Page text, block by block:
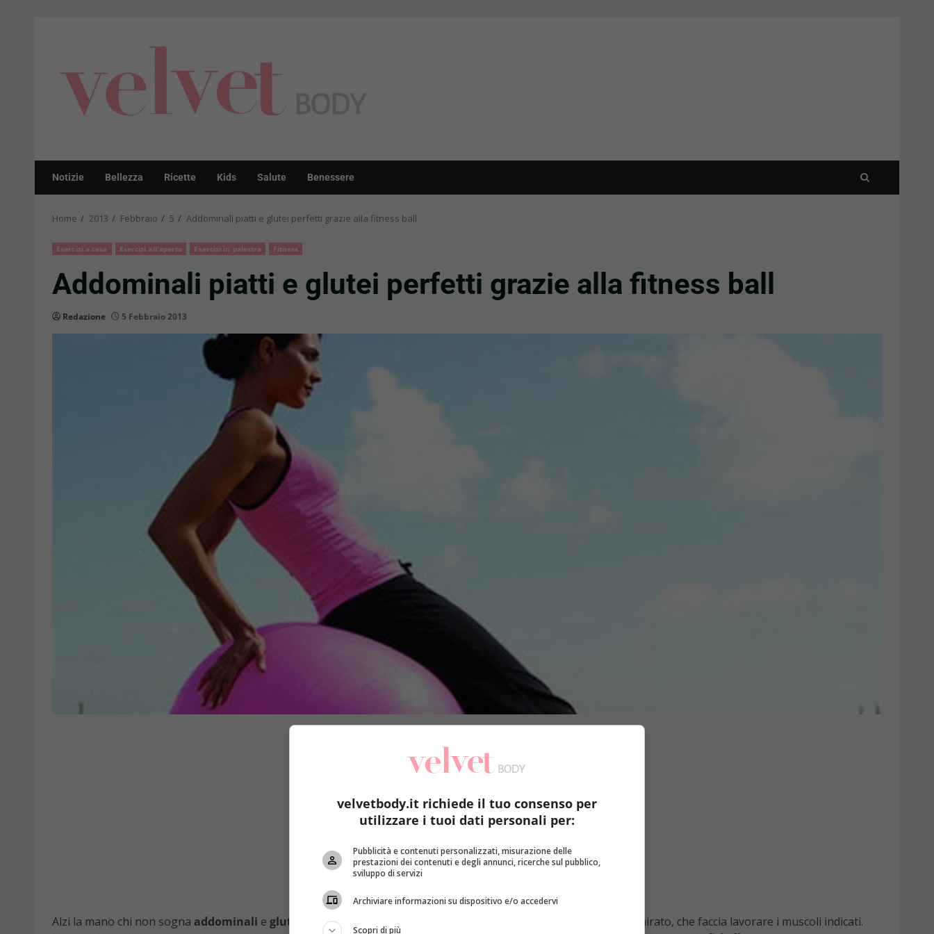
Notizie Bellezza Ricette Kids Salute Benessere
Home 2013 Febbraio 5 Addominali piatti e glutei perfetti grazie alla fitness ball
Esercizi a casa Esercizi all'aperto Esercizi in palestra Fitness
Addominali piatti e glutei perfetti grazie alla fitness ball
Redazione 5 Febbraio 2013
Alzi la mano chi non sogna addominali e glutei perfetti
! Per ottenerli è indispensabile un tipo di esercizio fisico mirato, che faccia lavorare i muscoli indicati.
velvetbody.it richiede il tuo consenso per
utilizzare i tuoi dati personali per:
Pubblicità e contenuti personalizzati, misurazione delle
prestazioni dei contenuti e degli annunci, ricerche sul pubblico,
sviluppo di servizi
Archiviare informazioni su dispositivo e/o accedervi
Scopri di più